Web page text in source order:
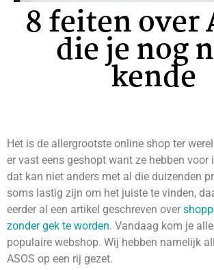
8 feiten over
die je nog
kende
Het is de allergrootste online shop ter
er vast eens geshopt want ze hebben voor
dat kan niet anders met al die duizenden
soms lastig zijn om het juiste te vinden,
eerder al een artikel geschreven over
zonder gek te worden. Vandaag kom je
populaire webshop. Wij hebben namelijk
ASOS op een rij gezet.